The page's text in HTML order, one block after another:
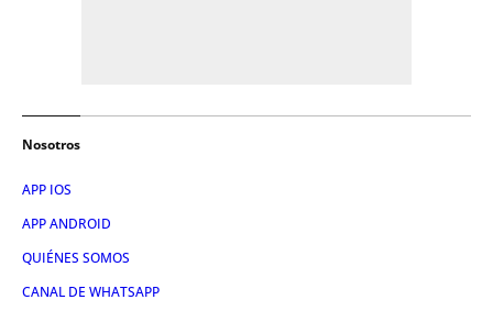
Nosotros
APP IOS
APP ANDROID
QUIÉNES SOMOS
CANAL DE WHATSAPP